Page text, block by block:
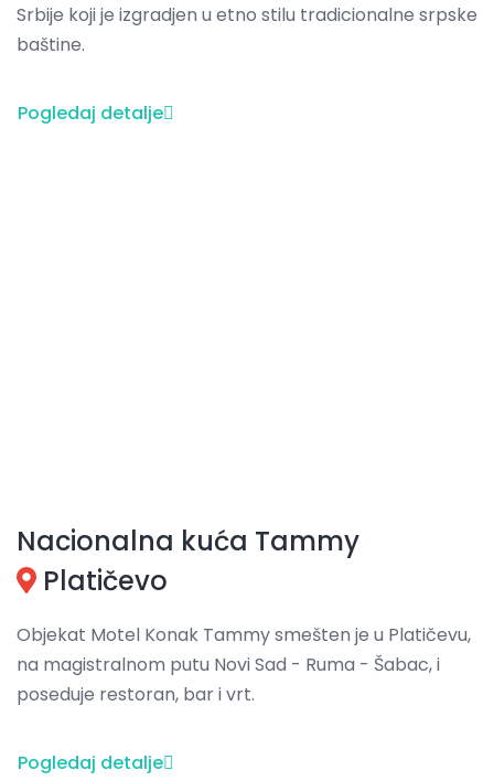
Srbije koji je izgradjen u etno stilu tradicionalne srpske
baštine.
Pogledaj detalje
Nacionalna kuća Tammy
Platičevo
Objekat Motel Konak Tammy smešten je u Platičevu,
na magistralnom putu Novi Sad - Ruma - Šabac, i
poseduje restoran, bar i vrt.
Pogledaj detalje